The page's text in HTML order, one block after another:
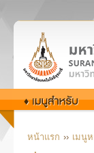
หน้าแรก ›› เมนู